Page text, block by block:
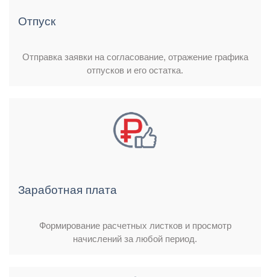
Отпуск
Отправка заявки на согласование, отражение графика
отпусков и его остатка.
Заработная плата
Формирование расчетных листков и просмотр
начислений за любой период.